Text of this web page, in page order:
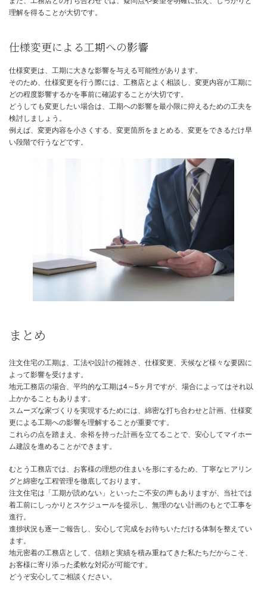
スムーズな家づくりを実現するための
役割
綿密な打ち合わせと計画
家を建てる前に、家族でじっくり話し合い、どのような家に住みた
具体的なイメージを共有しましょう。
間取りや設備、デザインなど、細かな点まで事前に決めておくこと
ら変更が必要になるケースを減らし、工期短縮に繋がります。
また、工務店との打ち合わせでは、疑問点や要望を明確に伝え、し
理解を得ることが大切です。
仕様変更による工期への影響
そのため、仕様変更を行う際には、工務店とよく相談し、変更内容
どうしても変更したい場合は、工期への影響を最小限に抑えるため
検討しましょう。
例えば、変更内容を小さくする、変更箇所をまとめる、変更をでき
い段階で行うなどです。